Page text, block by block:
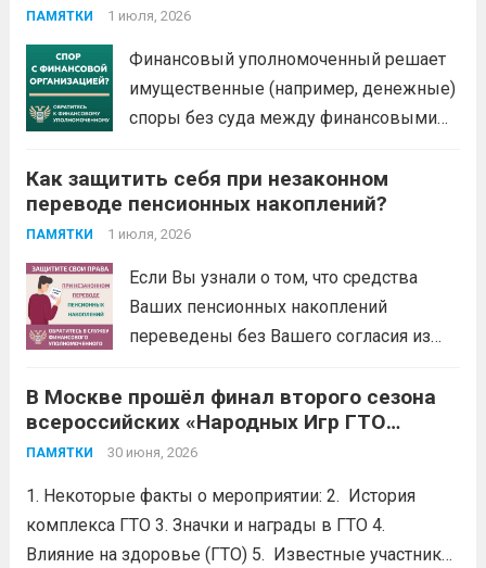
ПАМЯТКИ 1 июля, 2026
Финансовый уполномоченный решает
имущественные (например, денежные)
споры без суда между финансовыми
физическими лицами. Это
обязательный порядок решения споров
по закону. Не нужно терять время и
процедура бесплатная: от приема...
Как защитить себя при незаконном
переводе пенсионных накоплений?
ПАМЯТКИ 1 июля, 2026
Если Вы узнали о том, что средства
Ваших пенсионных накоплений
переведены без Вашего согласия из
негосударственный пенсионный фонд
(НПФ) или из одного НПФ в другой,
направьте бесплатное обращение
финансовому уполномоченному.
Финансовый уполномоченный поможет
Вам вернуть...
В Москве прошёл финал второго сезона
всероссийских «Народных Игр ГТО
Спортлото».
ПАМЯТКИ 30 июня, 2026
1. Некоторые факты о мероприятии: 2. История
комплекса ГТО 3. Значки и награды в ГТО 4.
Влияние на здоровье (ГТО) 5. Известные участники